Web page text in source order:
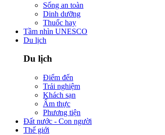
Sống an toàn
Dinh dưỡng
Thuốc hay
Tầm nhìn UNESCO
Du lịch
Du lịch
Điểm đến
Trải nghiệm
Khách sạn
Ẩm thực
Phương tiện
Đất nước - Con người
Thế giới